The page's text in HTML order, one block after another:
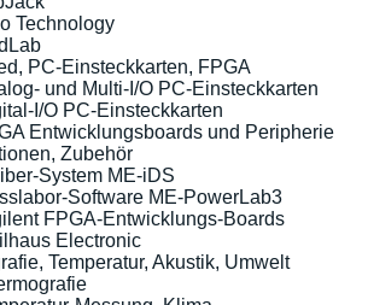
Technology
PC-Einsteckkarten, FPGA
und Multi-I/O PC-Einsteckkarten
I/O PC-Einsteckkarten
Entwicklungsboards und Peripherie
Zubehör
System ME-iDS
Software ME-PowerLab3
FPGA-Entwicklungs-Boards
Electronic
Temperatur, Akustik, Umwelt